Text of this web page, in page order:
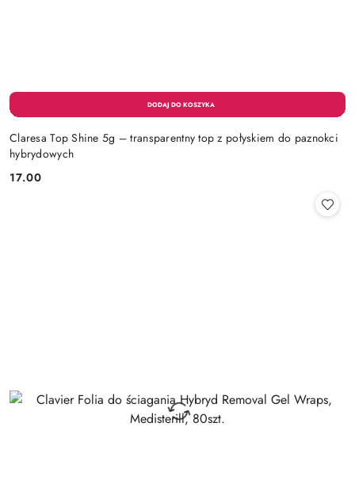
Claresa Top Shine 5g – transparentny top z połyskiem do paznokci
hybrydowych
Cena:
17.00